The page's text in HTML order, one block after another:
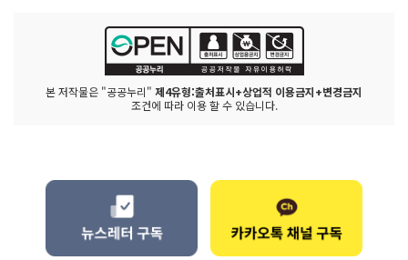
본 저작물은 "공공누리" 제4유형:출처표시+상업적 이용금지+변경금지
조건에 따라 이용 할 수 있습니다.